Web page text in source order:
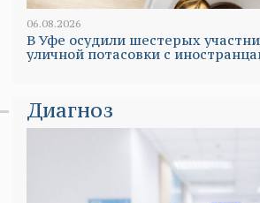
06.08.2026
В Уфе осудили шестерых
уличной потасовки с
Диагноз